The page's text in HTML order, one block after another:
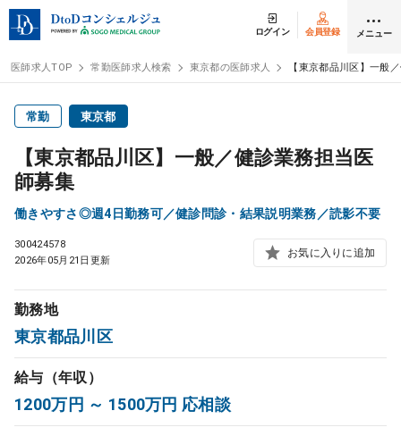
ログイン 会員登録 メニュー
医師求人
常勤検索
スポット検索
DtoDの転職・
コンサルタント
医師求人TOP 常勤医師求人検索 東京都の医師求人 【東京都品川区】一般
常勤 東京都
【東京都品川区】一般／健診業務担当医
師募集
働きやすさ◎週4日勤務可／健診問診・結果説明業務／読影不要
300424578
2026年05月21日更新
お気に入りに追加
勤務地
東京都品川区
給与（年収）
1200万円 ～ 1500万円 応相談